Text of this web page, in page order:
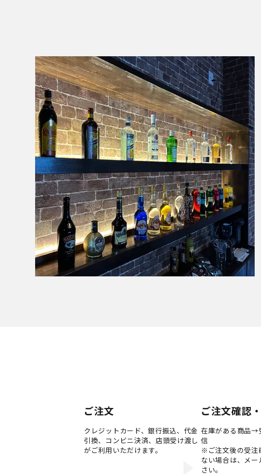
ご注文
クレジットカード、銀行振込、代金
引換、コンビニ決済、店頭受け渡し
がご利用いただけます。
ご注文確認
在庫がある商品→
信
※ご注文後の受注
ない場合は、メー
さい。